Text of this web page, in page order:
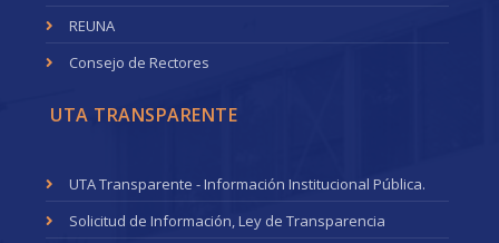
REUNA
Consejo de Rectores
UTA TRANSPARENTE
UTA Transparente - Información Institucional Pública.
Solicitud de Información, Ley de Transparencia